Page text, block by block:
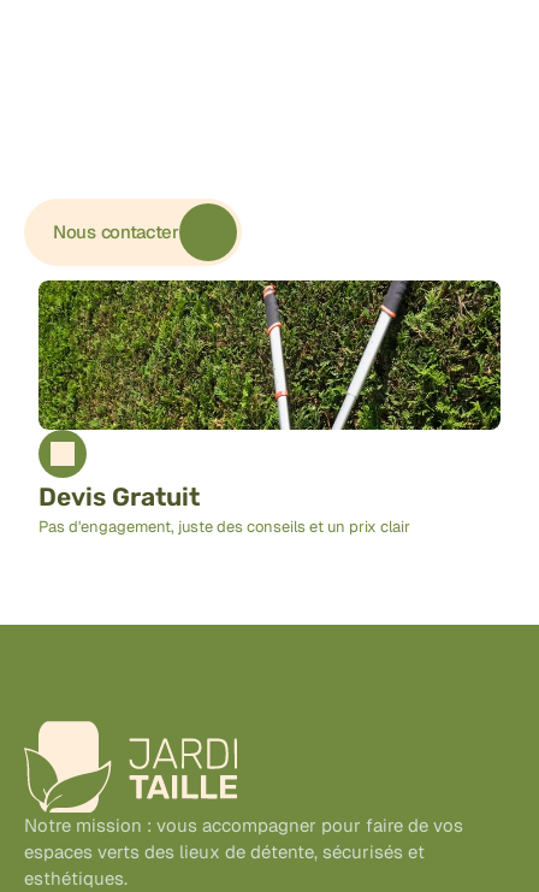
Nous contacter
Devis Gratuit
Pas d'engagement, juste des conseils et un prix clair
Notre mission : vous accompagner pour faire de vos
espaces verts des lieux de détente, sécurisés et
esthétiques.